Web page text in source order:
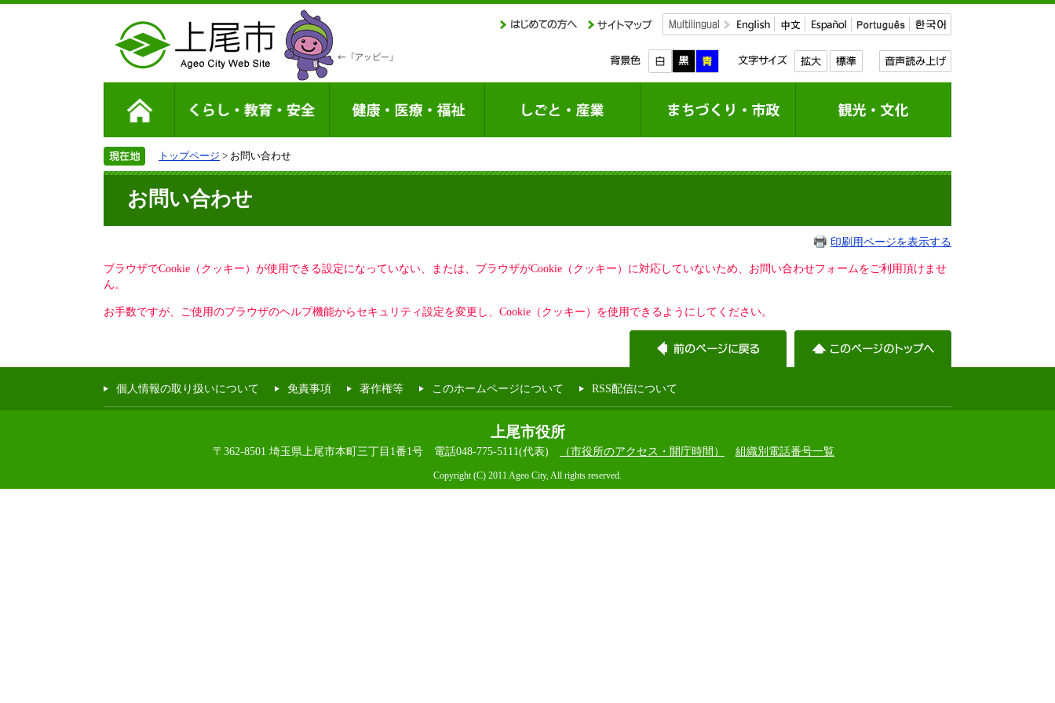
トップページ > お問い合わせ
お問い合わせ
印刷用ページを表示する
ブラウザでCookie（クッキー）が使用できる設定になっていない、または、ブラウザがCookie（クッキー）に対応していないため、お問い合わせフォームをご利用頂けませ
ん。
お手数ですが、ご使用のブラウザのヘルプ機能からセキュリティ設定を変更し、Cookie（クッキー）を使用できるようにしてください。
個人情報の取り扱いについて 免責事項 著作権等 このホームページについて RSS配信について
上尾市役所
〒362-8501 埼玉県上尾市本町三丁目1番1号 電話048-775-5111(代表) （市役所のアクセス・開庁時間） 組織別電話番号一覧
Copyright (C) 2011 Ageo City, All rights reserved.